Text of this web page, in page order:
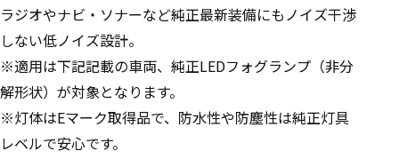
ラジオやナビ・ソナーなど純正最新装備にもノイズ干渉
しない低ノイズ設計。
※適用は下記記載の車両、純正LEDフォグランプ（非分
解形状）が対象となります。
※灯体はEマーク取得品で、防水性や防塵性は純正灯具
レベルで安心です。